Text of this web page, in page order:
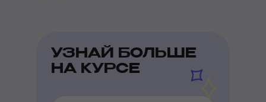
УЗНАЙ БОЛЬШЕ
НА КУРСЕ